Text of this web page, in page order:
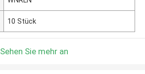
10 Stück
Sehen Sie mehr an